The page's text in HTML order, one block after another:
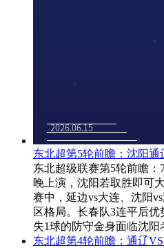
东北超第5轮前瞻：沈阳
东北超级联赛第5轮前瞻：
晚上演，沈阳若取胜即可
赛中，延边vs大连、沈阳
区格局。长春队3连平后
失1球的防守金身面临沈
东北超第4轮前瞻：通辽